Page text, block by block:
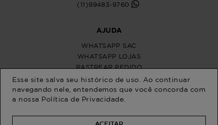
Esse site salva seu histórico de uso. Ao continuar
navegando nele, entendemos que você concorda com
a nossa Política de Privacidade
ACEITAR